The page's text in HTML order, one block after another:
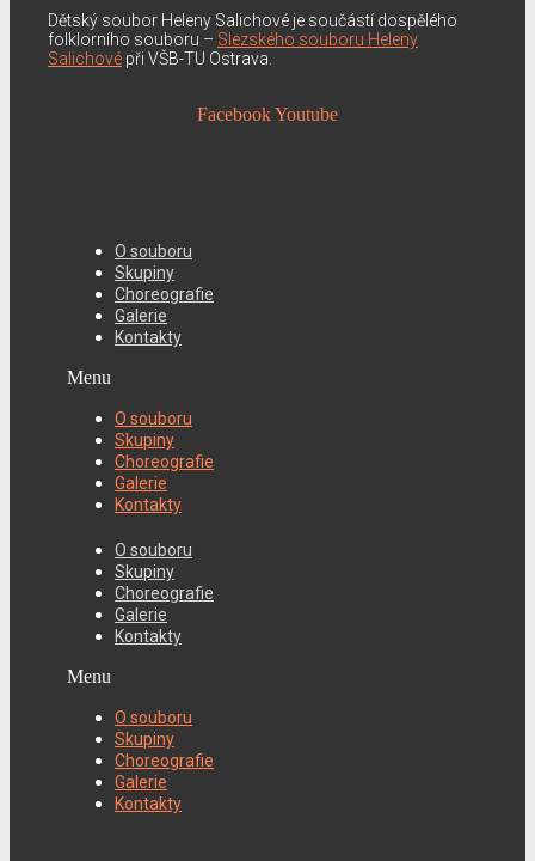
Dětský soubor Heleny Salichové je součástí dospělého
folklorního souboru – Slezského souboru Heleny
Salichové při VŠB-TU Ostrava.
FacebookYoutube
O souboru
Skupiny
Choreografie
Galerie
Kontakty
Menu
O souboru
Skupiny
Choreografie
Galerie
Kontakty
O souboru
Skupiny
Choreografie
Galerie
Kontakty
Menu
O souboru
Skupiny
Choreografie
Galerie
Kontakty